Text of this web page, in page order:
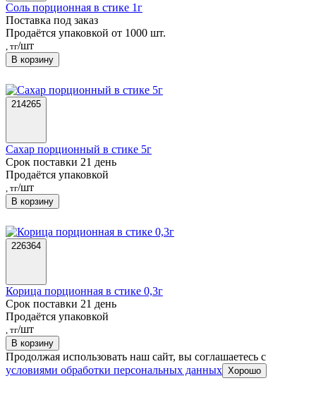
Соль порционная в стике 1г
Поставка под заказ
Продаётся упаковкой от 1000 шт.
, тг/шт
В корзину
214265
Сахар порционный в стике 5г
Срок поставки 21 день
Продаётся упаковкой
, тг/шт
В корзину
226364
Корица порционная в стике 0,3г
Срок поставки 21 день
Продаётся упаковкой
, тг/шт
В корзину
Продолжая использовать наш сайт, вы соглашаетесь c
условиями обработки персональных данных Хорошо